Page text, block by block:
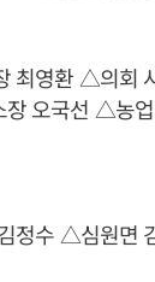
최영환 △의회
오국선 △농
정수 △심원면